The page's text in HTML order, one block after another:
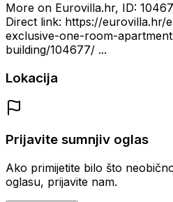
More on Eurovilla.hr, ID:
Direct link: https://eurovilla.hr/
exclusive-one-room-
building/104677/ ...
Lokacija
Prijavite sumnjiv oglas
Ako primijetite bilo što
oglasu, prijavite nam.